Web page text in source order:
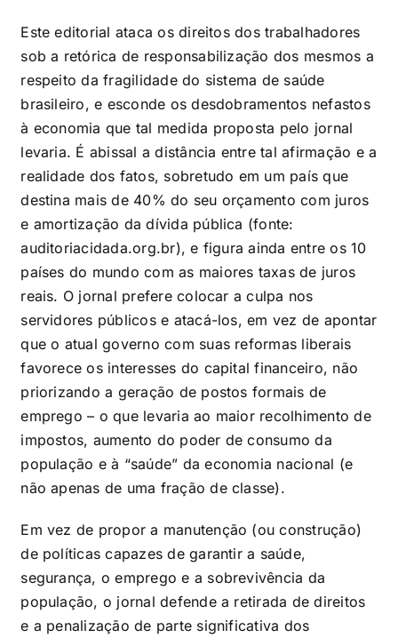
Este editorial ataca os direitos dos trabalhadores
sob a retórica de responsabilização dos mesmos a
respeito da fragilidade do sistema de saúde
brasileiro, e esconde os desdobramentos nefastos
à economia que tal medida proposta pelo jornal
levaria. É abissal a distância entre tal afirmação e a
realidade dos fatos, sobretudo em um país que
destina mais de 40% do seu orçamento com juros
e amortização da dívida pública (fonte:
auditoriacidada.org.br), e figura ainda entre os 10
países do mundo com as maiores taxas de juros
reais. O jornal prefere colocar a culpa nos
servidores públicos e atacá-los, em vez de apontar
que o atual governo com suas reformas liberais
favorece os interesses do capital financeiro, não
priorizando a geração de postos formais de
emprego – o que levaria ao maior recolhimento de
impostos, aumento do poder de consumo da
população e à “saúde” da economia nacional (e
não apenas de uma fração de classe).
Em vez de propor a manutenção (ou construção)
de políticas capazes de garantir a saúde,
segurança, o emprego e a sobrevivência da
população, o jornal defende a retirada de direitos
e a penalização de parte significativa dos